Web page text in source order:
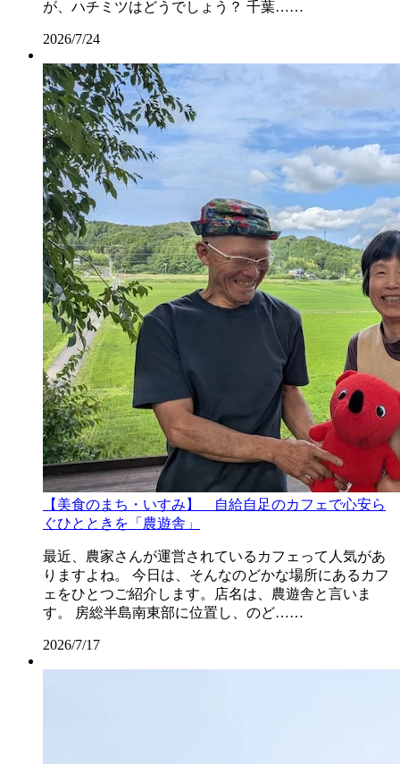
が、ハチミツはどうでしょう？ 千葉……
2026/7/24
【美食のまち・いすみ】 自給自足のカフェで心安ら
ぐひとときを「農遊舎」
最近、農家さんが運営されているカフェって人気があ
りますよね。 今日は、そんなのどかな場所にあるカフ
ェをひとつご紹介します。店名は、農遊舎と言いま
す。 房総半島南東部に位置し、のど……
2026/7/17